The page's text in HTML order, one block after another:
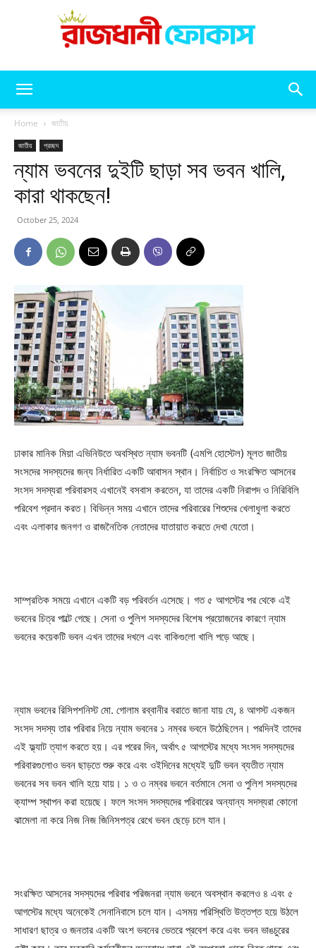
ফোকাস
Home জাতীয়
জাতীয় প্রচ্ছদ
ন্যাম ভবনের দুইটি ছাড়া সব ভবন খালি,
কারা থাকছেন!
October 25, 2024
ঢাকার মানিক মিয়া এভিনিউতে অবস্থিত ন্যাম ভবনটি (এমপি হোস্টেল) মূলত জাতীয়
সংসদের সদস্যদের জন্য নির্ধারিত একটি আবাসন স্থান। নির্বাচিত ও সংরক্ষিত আসনের
সংসদ সদস্যরা পরিবারসহ এখানেই বসবাস করতেন, যা তাদের একটি নিরাপদ ও নিরিবিলি
পরিবেশ প্রদান করত। বিভিন্ন সময় এখানে তাদের পরিবারের শিশুদের খেলাধুলা করতে
এবং এলাকার জনগণ ও রাজনৈতিক নেতাদের যাতায়াত করতে দেখা যেতো।
সাম্প্রতিক সময়ে এখানে একটি বড় পরিবর্তন এসেছে। গত ৫ আগস্টের পর থেকে এই
ভবনের চিত্র পাল্টে গেছে। সেনা ও পুলিশ সদস্যদের বিশেষ প্রয়োজনের কারণে ন্যাম
ভবনের কয়েকটি ভবন এখন তাদের দখলে এবং বাকিগুলো খালি পড়ে আছে।
ন্যাম ভবনের রিসিপশনিস্ট মো. গোলাম রব্বানীর বরাতে জানা যায় যে, ৪ আগস্ট একজন
সংসদ সদস্য তার পরিবার নিয়ে ন্যাম ভবনের ১ নম্বর ভবনে উঠেছিলেন। পরদিনই তাদের
এই ফ্ল্যাট ত্যাগ করতে হয়। এর পরের দিন, অর্থাৎ ৫ আগস্টের মধ্যে সংসদ সদস্যদের
পরিবারগুলোও ভবন ছাড়তে শুরু করে এবং ওইদিনের মধ্যেই দুটি ভবন ব্যতীত ন্যাম
ভবনের সব ভবন খালি হয়ে যায়। ১ ও ৩ নম্বর ভবনে বর্তমানে সেনা ও পুলিশ সদস্যদের
ক্যাম্প স্থাপন করা হয়েছে। ফলে সংসদ সদস্যদের পরিবারের অন্যান্য সদস্যরা কোনো
ঝামেলা না করে নিজ নিজ জিনিসপত্র রেখে ভবন ছেড়ে চলে যান।
সংরক্ষিত আসনের সদস্যদের পরিবার পরিজনরা ন্যাম ভবনে অবস্থান করলেও ৪ এবং ৫
আগস্টের মধ্যে অনেকেই সেনানিবাসে চলে যান। এসময় পরিস্থিতি উত্তপ্ত হয়ে উঠলে
সাধারণ ছাত্র ও জনতার একটি অংশ ভবনের ভেতরে প্রবেশ করে এবং ভবন ভাঙচুরের